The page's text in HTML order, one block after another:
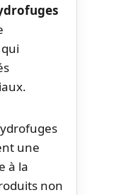
une
à la
non